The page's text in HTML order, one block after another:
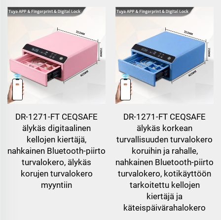
DR-1271-FT CEQSAFE
älykäs digitaalinen
kellojen kiertäjä,
nahkainen Bluetooth-piirto
turvalokero, älykäs
korujen turvalokero
myyntiin
DR-1271-FT CEQSAFE
älykäs korkean
turvallisuuden turvalokero
koruihin ja rahalle,
nahkainen Bluetooth-piirto
turvalokero, kotikäyttöön
tarkoitettu kellojen
kiertäjä ja
käteispäivärahalokero